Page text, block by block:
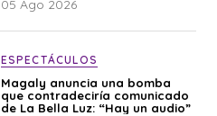
05 Ago 2026
ESPECTÁCULOS
Magaly anuncia una bomba
que contradeciría comunicado
de La Bella Luz: “Hay un audio”